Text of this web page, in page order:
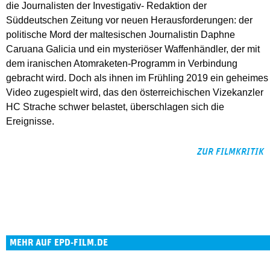
die Journalisten der Investigativ- Redaktion der
Süddeutschen Zeitung vor neuen Herausforderungen: der
politische Mord der maltesischen Journalistin Daphne
Caruana Galicia und ein mysteriöser Waffenhändler, der mit
dem iranischen Atomraketen-Programm in Verbindung
gebracht wird. Doch als ihnen im Frühling 2019 ein geheimes
Video zugespielt wird, das den österreichischen Vizekanzler
HC Strache schwer belastet, überschlagen sich die
Ereignisse.
ZUR FILMKRITIK
MEHR AUF EPD-FILM.DE